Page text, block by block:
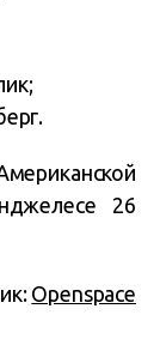
26
Openspace